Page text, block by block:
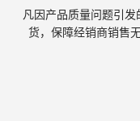
凡因产品质量问题引
货，保障经销商销售